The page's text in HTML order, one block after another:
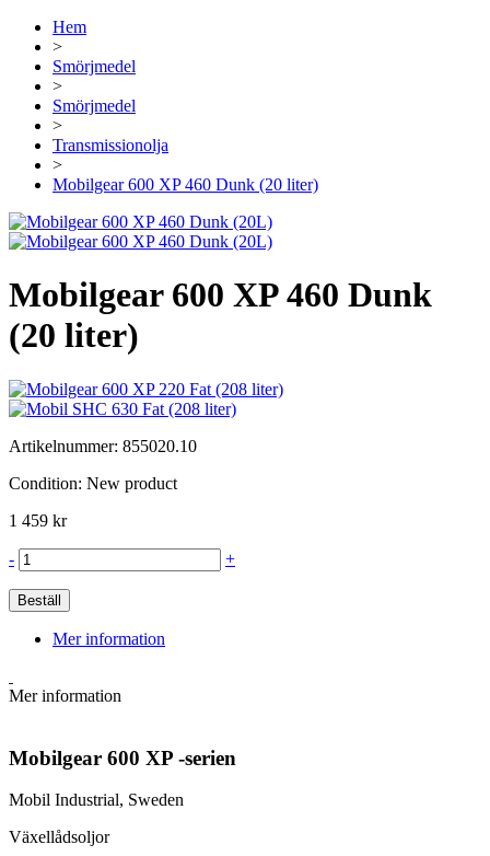
Hem
>
Smörjmedel
>
Smörjmedel
>
Transmissionolja
>
Mobilgear 600 XP 460 Dunk (20 liter)
Mobilgear 600 XP 460 Dunk
(20 liter)
Artikelnummer: 855020.10
Condition: New product
1 459 kr
- +
Beställ
Mer information
Mer information
Mobilgear 600 XP -serien
Mobil Industrial, Sweden
Växellådsoljor